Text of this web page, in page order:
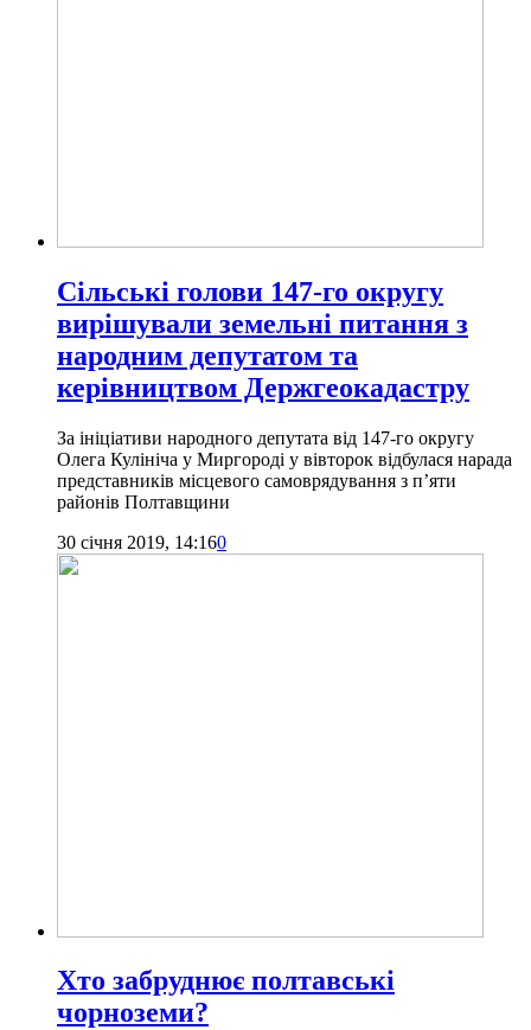
Сільські голови 147-го округу
вирішували земельні питання з
народним депутатом та
керівництвом Держгеокадастру
За ініціативи народного депутата від 147-го округу
Олега Кулініча у Миргороді у вівторок відбулася нарада
представників місцевого самоврядування з п’яти
районів Полтавщини
30 січня 2019, 14:160
Хто забруднює полтавські
чорноземи?